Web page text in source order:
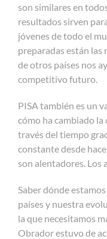
son similares en
resultados sirven
jóvenes de todo el
preparadas están las
de otros países nos
competitivo futuro.
PISA también es un
cómo ha cambiado la
través del tiempo
constante desde
son alentadores. Los
Saber dónde
países y nuestra
la que necesitamos
Obrador estuvo de